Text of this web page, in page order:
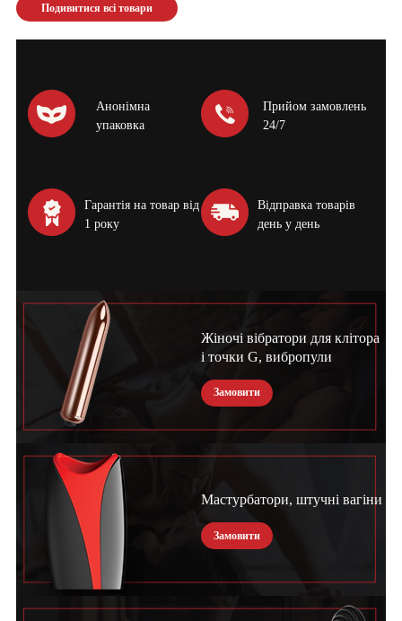
Подивитися всі товари
Анонімна
упаковка
Прийом замовлень
24/7
Гарантія на товар від
1 року
Відправка товарів
день у день
Жіночі вібратори для клітора
і точки G, вибропули
Замовити
Мастурбатори, штучні вагіни
Замовити